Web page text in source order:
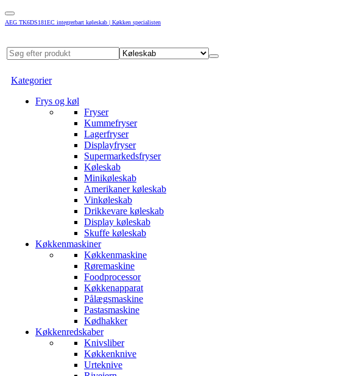
AEG TK6DS181EC integrerbart køleskab | Køkken specialisten
Kategorier
Frys og køl
Fryser
Kummefryser
Lagerfryser
Displayfryser
Supermarkedsfryser
Køleskab
Minikøleskab
Amerikaner køleskab
Vinkøleskab
Drikkevare køleskab
Display køleskab
Skuffe køleskab
Køkkenmaskiner
Køkkenmaskine
Røremaskine
Foodprocessor
Køkkenapparat
Pålægsmaskine
Pastasmaskine
Kødhakker
Køkkenredskaber
Knivsliber
Køkkenknive
Urteknive